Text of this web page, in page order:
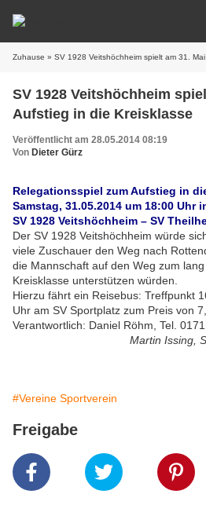
Zuhause » SV 1928 Veitshöchheim spielt am 31.
SV 1928 Veitshöchheim
Aufstieg in die Kreisklasse
Veröffentlicht am 28.05.2014 08:19
Von Dieter Gürz
Relegationsspiel zum Aufstieg in
Samstag, 31.05.2014 um 18:00 Uhr
SV 1928 Veitshöchheim – SV
Der SV 1928 Veitshöchheim würde
viele Zuschauer den Weg nach
die Mannschaft auf den Weg zum
Kreisklasse unterstützen würden.
Hierzu fährt ein Reisebus: Treffpunkt
Uhr am SV Sportplatz zum Preis von
Verantwortlich: Daniel Röhm, Tel.
Martin Issing,
#Vereine Sportverein
Freigabe